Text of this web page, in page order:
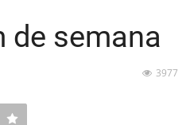
de semana
3977